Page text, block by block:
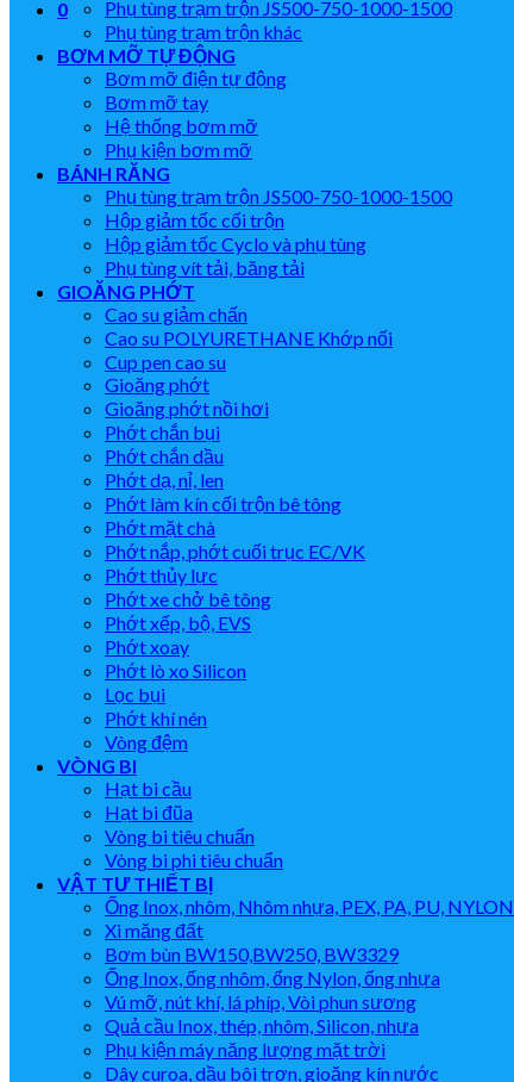
0
Phụ tùng trạm trộn JS500-750-1000-1500
Phụ tùng trạm trộn khác
BƠM MỠ TỰ ĐỘNG
Bơm mỡ điện tự động
Bơm mỡ tay
Hệ thống bơm mỡ
Phụ kiện bơm mỡ
BÁNH RĂNG
Phụ tùng trạm trộn JS500-750-1000-1500
Hộp giảm tốc cối trộn
Hộp giảm tốc Cyclo và phụ tùng
Phụ tùng vít tải, băng tải
GIOĂNG PHỚT
Cao su giảm chấn
Cao su POLYURETHANE Khớp nối
Cup pen cao su
Gioăng phớt
Gioăng phớt nồi hơi
Phớt chắn bụi
Phớt chắn dầu
Phớt dạ, nỉ, len
Phớt làm kín cối trộn bê tông
Phớt mặt chà
Phớt nắp, phớt cuối trục EC/VK
Phớt thủy lực
Phớt xe chở bê tông
Phớt xếp, bộ, EVS
Phớt xoay
Phớt lò xo Silicon
Lọc bụi
Phớt khí nén
Vòng đệm
VÒNG BI
Hạt bi cầu
Hạt bi đũa
Vòng bi tiêu chuẩn
Vòng bi phi tiêu chuẩn
VẬT TƯ THIẾT BỊ
Ống Inox, nhôm, Nhôm nhựa, PEX, PA, PU, NYLON
Xi măng đất
Bơm bùn BW150,BW250, BW3329
Ống Inox, ống nhôm, ống Nylon, ống nhựa
Vú mỡ, nút khí, lá phíp, Vòi phun sương
Quả cầu Inox, thép, nhôm, Silicon, nhựa
Phụ kiện máy năng lượng mặt trời
Dây curoa, dầu bôi trơn, gioăng kín nước